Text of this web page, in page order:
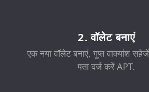
2. वॉलेट बनाएं
एक नया वॉलेट बनाएं, गुप्त वाक्यांश
पता दर्ज करें APT.